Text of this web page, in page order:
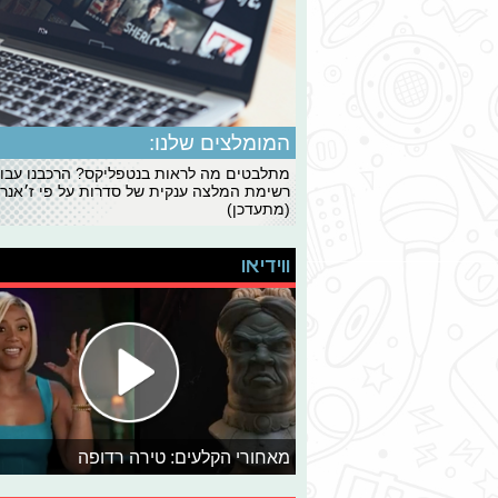
המומלצים שלנו:
מתלבטים מה לראות בנטפליקס? הרכבנו
רשימת המלצה ענקית של סדרות על פי
(מתעדכן)
ווידיאו
מאחורי הקלעים: טירה רדופה